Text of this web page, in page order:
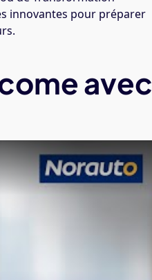
innovantes pour préparer
avec